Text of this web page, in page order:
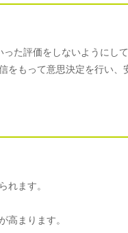
た評価をしないようにし
もって意思決定を行い、
ます。
まります。